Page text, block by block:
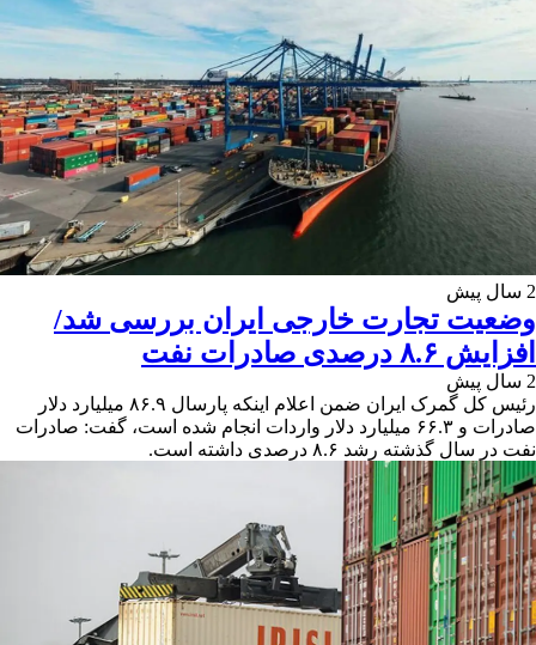
2 سال پیش
وضعیت تجارت خارجی ایران بررسی شد/
افزایش ۸.۶ درصدی صادرات نفت
2 سال پیش
رئیس کل گمرک ایران ضمن اعلام اینکه پارسال ۸۶.۹ میلیارد دلار
صادرات و ۶۶.۳ میلیارد دلار واردات انجام شده است، گفت: صادرات
نفت در سال گذشته رشد ۸.۶ درصدی داشته است.